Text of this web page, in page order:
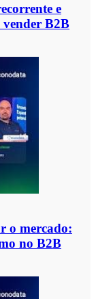
e
B2B
o mercado:
no B2B